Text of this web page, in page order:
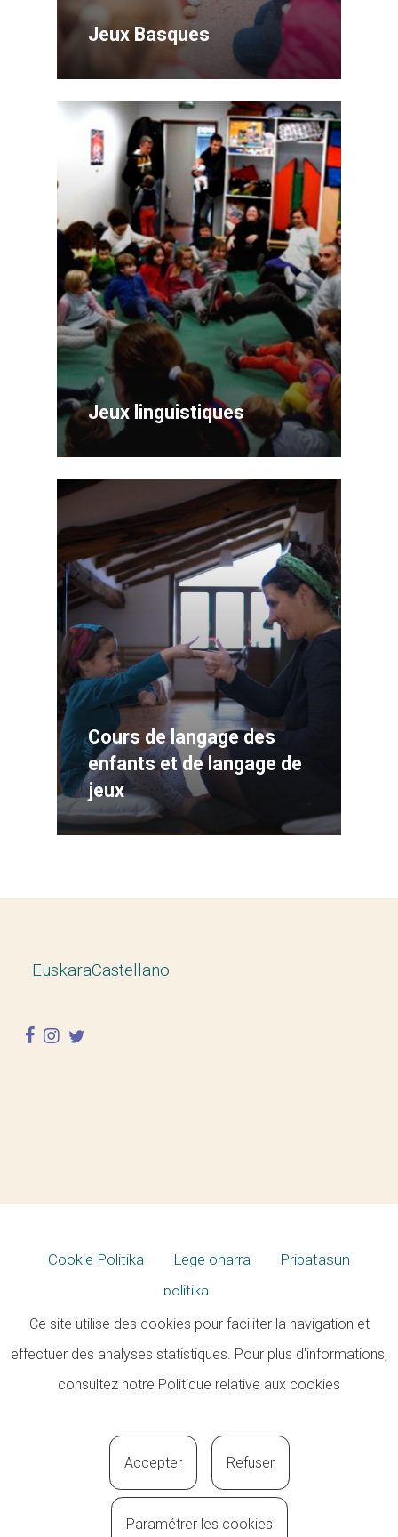
Jeux Basques
Jeux linguistiques
Cours de langage des
enfants et de langage de
jeux
EuskaraCastellano
facebook
instagram
twitter
Cookie Politika Lege oharra
Pribatasun
politika
Ce site utilise des cookies pour faciliter la navigation et
effectuer des analyses statistiques. Pour plus d'informations,
consultez notre Politique relative aux cookies
Accepter Refuser
Paramétrer les cookies